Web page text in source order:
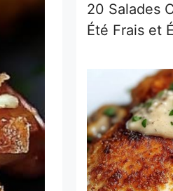
20 Salades
Été Frais et